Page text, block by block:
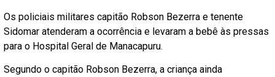
Os policiais militares capitão Robson Bezerra e tenente
Sidomar atenderam a ocorrência e levaram a bebê às pressas
para o Hospital Geral de Manacapuru.
Segundo o capitão Robson Bezerra, a criança ainda